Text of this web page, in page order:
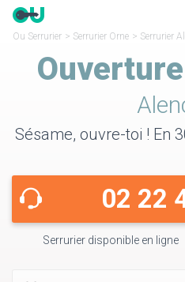
Ou Serrurier > Serrurier Orne > Serrurier
Sésame, ouvre-toi ! En
02 22
Serrurier disponible en ligne